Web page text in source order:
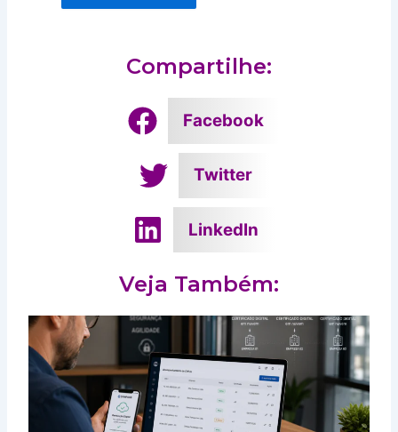
Compartilhe:
Facebook
Twitter
LinkedIn
Veja Também: